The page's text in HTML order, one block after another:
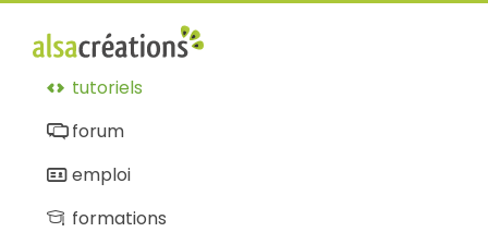
tutoriels
forum
emploi
formations